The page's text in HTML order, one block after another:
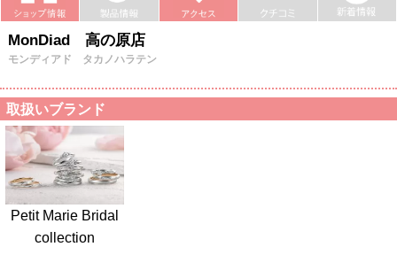
MonDiad 高の原店
モンディアド タカノハラテン
取扱いブランド
Petit Marie Bridal
collection